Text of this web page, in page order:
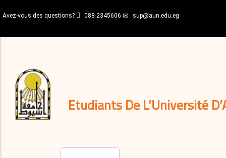
au
principal
Avez-vous des questions? 088-2345606 sup@aun.edu.eg
Etudiants De L’Université
décisions
Expatriés
Journal